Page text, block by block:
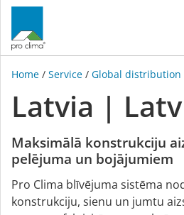
Home / Service / Global distribution
Latvia |
Maksimālā konstrukciju
pelējuma un bojājumiem
Pro Clima blīvējuma sistēma
konstrukciju, sienu un jumtu